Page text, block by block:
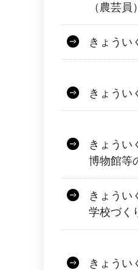
（農芸
きょうい
きょうい
きょうい
博物館等
きょうい
学校づく
きょうい